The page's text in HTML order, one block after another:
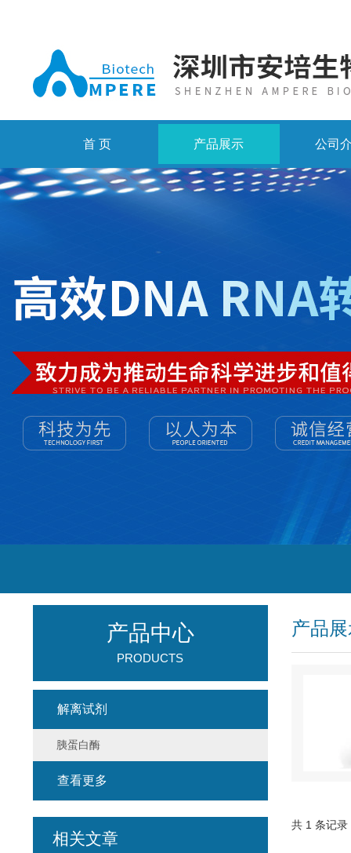
首 页 产品展示 公司
产品
共 1 条记
产品中心
PRODUCTS
解离试剂
胰蛋白酶
查看更多
相关文章